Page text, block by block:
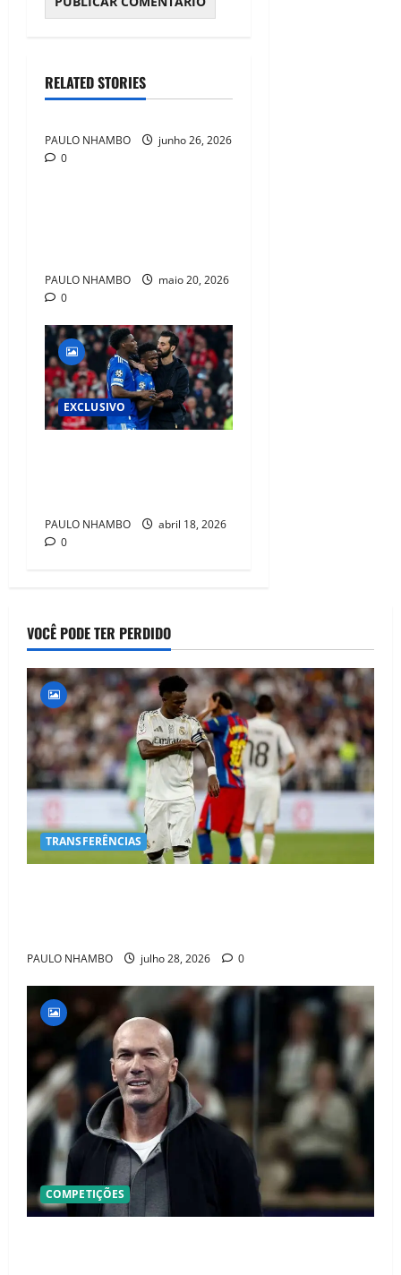
RELATED STORIES
EXCLUSIVO
PAULO NHAMBO
junho 26, 2026
0EXCLUSIVO
PAULO NHAMBO
maio 20, 2026
0
EXCLUSIVO
PAULO NHAMBO
abril 18, 2026
0
VOCÊ PODE TER PERDIDO
TRANSFERÊNCIAS
PAULO NHAMBO julho 28, 2026 0
COMPETIÇÕES